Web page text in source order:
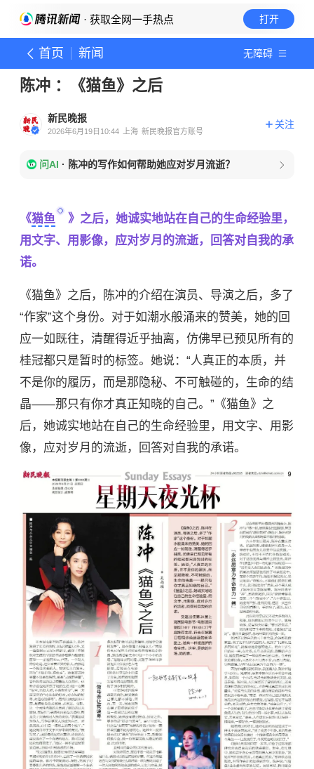
· 获取全网一手热点 打开
首页 新闻 无障碍
陈冲 ：《猫鱼》之后
新民晚报
2026年6月19日10:44 上海 新民晚报官方账号
关注
问AI · 陈冲的写作如何帮助她应对岁月流逝？
《猫鱼
》之后，她诚实地站在自己的生命经验里，
用文字、用影像，应对岁月的流逝，回答对自我的承
诺。
《猫鱼》之后，陈冲的介绍在演员、导演之后，多了
“作家”这个身份。对于如潮水般涌来的赞美，她的回
应一如既往，清醒得近乎抽离，仿佛早已预见所有的
桂冠都只是暂时的标签。她说：“人真正的本质，并
不是你的履历，而是那隐秘、不可触碰的，生命的结
晶——那只有你才真正知晓的自己。”《猫鱼》之
后，她诚实地站在自己的生命经验里，用文字、用影
像，应对岁月的流逝，回答对自我的承诺。